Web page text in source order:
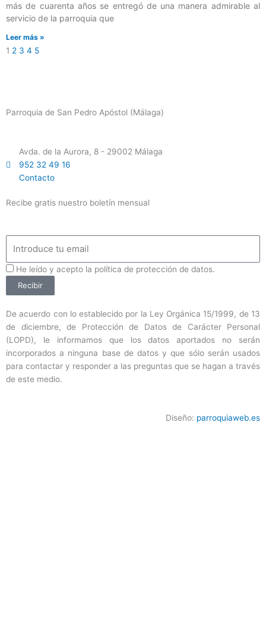
más de cuarenta años se entregó de una manera admirable al
servicio de la parroquia que
Leer más »
1 2 3 4 5
Parroquia de San Pedro Apóstol (Málaga)
Avda. de la Aurora, 8 - 29002 Málaga
952 32 49 16
Contacto
Recibe gratis nuestro boletín mensual
ProteccionDatos
He leído y acepto la política de protección de datos.
Recibir
De acuerdo con lo establecido por la Ley Orgánica 15/1999, de 13
de diciembre, de Protección de Datos de Carácter Personal
(LOPD), le informamos que los datos aportados no serán
incorporados a ninguna base de datos y que sólo serán usados
para contactar y responder a las preguntas que se hagan a través
de este medio.
Diseño: parroquiaweb.es